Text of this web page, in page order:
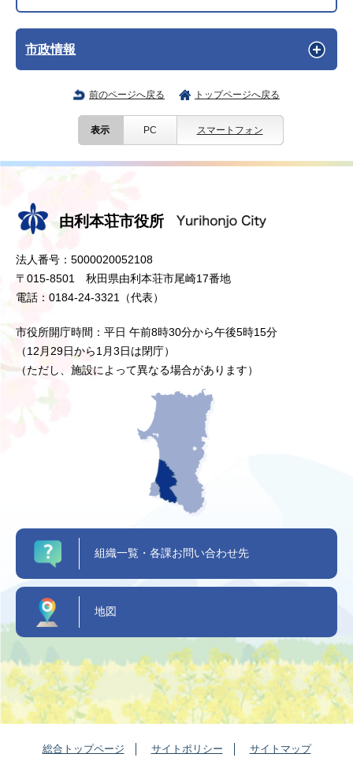
市政情報
前のページへ戻る トップページへ戻る
表示 PC スマートフォン
由利本荘市役所
法人番号：5000020052108
〒015-8501 秋田県由利本荘市尾崎17番地
電話：0184-24-3321（代表）
市役所開庁時間：平日 午前8時30分から午後5時15分
（12月29日から1月3日は閉庁）
（ただし、施設によって異なる場合があります）
組織一覧・各課お問い合わせ先
地図
総合トップページ サイトポリシー サイトマップ